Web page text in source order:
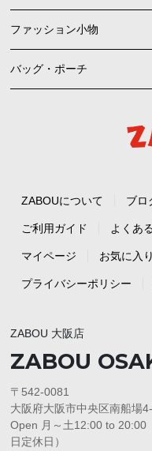
ファッション小物
バッグ・ポーチ
ZABOUについて ブロ
ご利用ガイド よくあ
マイページ お気に入
プライバシーポリシー
ZABOU 大阪店
ZABOU
〒542-0081
大阪府大阪市中央区南船場
Open 月～土12:00 to
日定休日）